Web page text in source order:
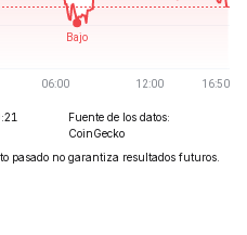
Fuente de los datos:
CoinGecko
pasado no garantiza resultados futuros.